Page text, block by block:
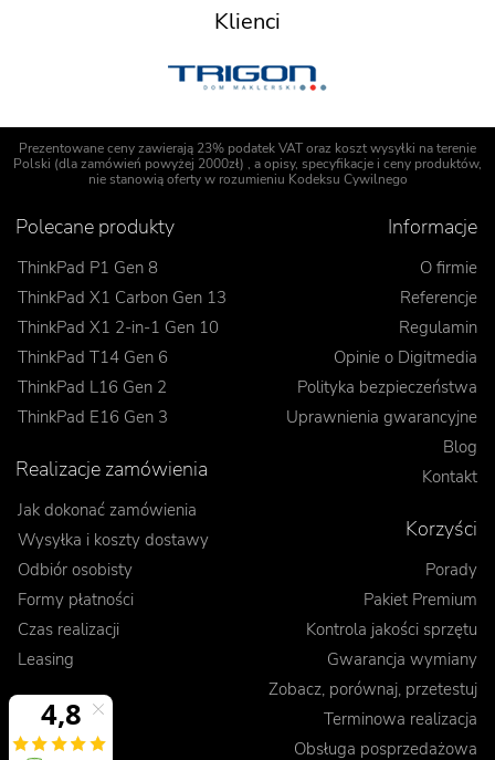
Klienci
Prezentowane ceny zawierają 23% podatek VAT oraz koszt wysyłki na terenie
Polski (dla zamówień powyżej 2000zł) , a opisy, specyfikacje i ceny produktów,
nie stanowią oferty w rozumieniu Kodeksu Cywilnego
Polecane produkty
ThinkPad P1 Gen 8
ThinkPad X1 Carbon Gen 13
ThinkPad X1 2-in-1 Gen 10
ThinkPad T14 Gen 6
ThinkPad L16 Gen 2
ThinkPad E16 Gen 3
Informacje
O firmie
Referencje
Regulamin
Opinie o Digitmedia
Polityka bezpieczeństwa
Uprawnienia gwarancyjne
Blog
Kontakt
Realizacje zamówienia
Jak dokonać zamówienia
Wysyłka i koszty dostawy
Odbiór osobisty
Formy płatności
Czas realizacji
Leasing
Korzyści
Porady
Pakiet Premium
Kontrola jakości sprzętu
Gwarancja wymiany
Zobacz, porównaj, przetestuj
Terminowa realizacja
Obsługa posprzedażowa